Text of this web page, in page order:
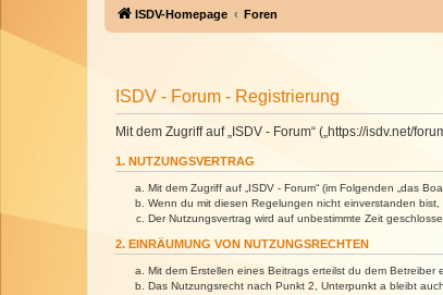
ISDV-Homepage Foren
ISDV - Forum - Registrierung
Mit dem Zugriff auf „ISDV - Forum“ („https://isdv.net/
1. NUTZUNGSVERTRAG
Mit dem Zugriff auf „ISDV - Forum“ (im Folgenden „das
Wenn du mit diesen Regelungen nicht einverstanden
Der Nutzungsvertrag wird auf unbestimmte Zeit
2. EINRÄUMUNG VON NUTZUNGSRECHTEN
Mit dem Erstellen eines Beitrags erteilst du dem
Das Nutzungsrecht nach Punkt 2, Unterpunkt a bleibt